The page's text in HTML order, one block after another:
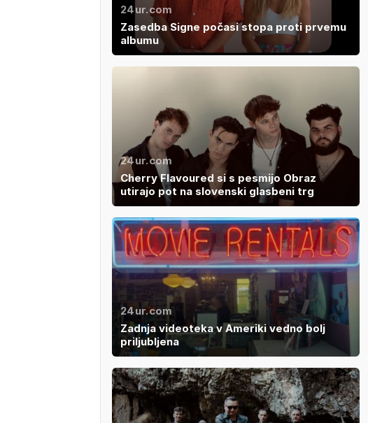
24ur.com
Zasedba Signe počasi stopa proti prvemu
albumu
24ur.com
Cherry Flavoured si s pesmijo Obraz
utirajo pot na slovenski glasbeni trg
24ur.com
Zadnja videoteka v Ameriki vedno bolj
priljubljena